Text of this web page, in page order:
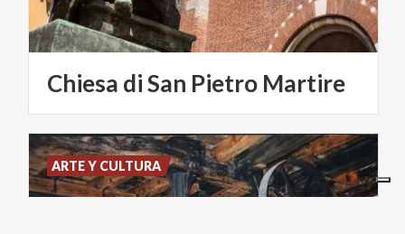
Chiesa diSan Pietro Martire
ARTE Y CULTURA